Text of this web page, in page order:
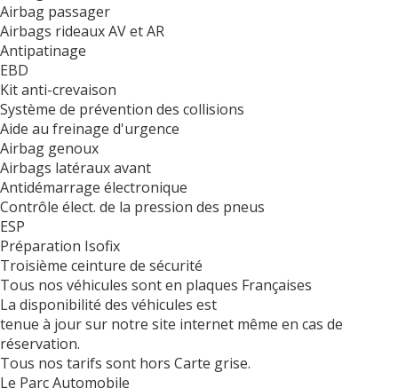
Airbag passager
Airbags rideaux AV et AR
Antipatinage
EBD
Kit anti-crevaison
Système de prévention des collisions
Aide au freinage d'urgence
Airbag genoux
Airbags latéraux avant
Antidémarrage électronique
Contrôle élect. de la pression des pneus
ESP
Préparation Isofix
Troisième ceinture de sécurité
Tous nos véhicules sont en plaques Françaises
La disponibilité des véhicules est
tenue à jour sur notre site internet même en cas de
réservation.
Tous nos tarifs sont hors Carte grise.
Le Parc Automobile